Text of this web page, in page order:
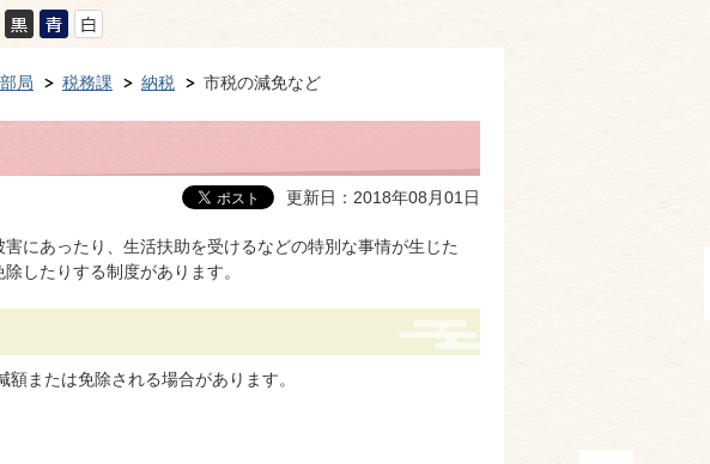
局 税務課 納税 市税の減免など
更新日：2018年08月01日
にあったり、生活扶助を受けるなどの特別な事情が生じた
したりする制度があります。
または免除される場合があります。